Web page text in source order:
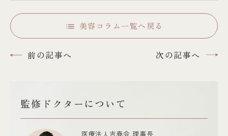
前の記事へ 次の記事へ
美容コラム一覧へ戻る
監修ドクターについて
医療法人吉春会 理事長